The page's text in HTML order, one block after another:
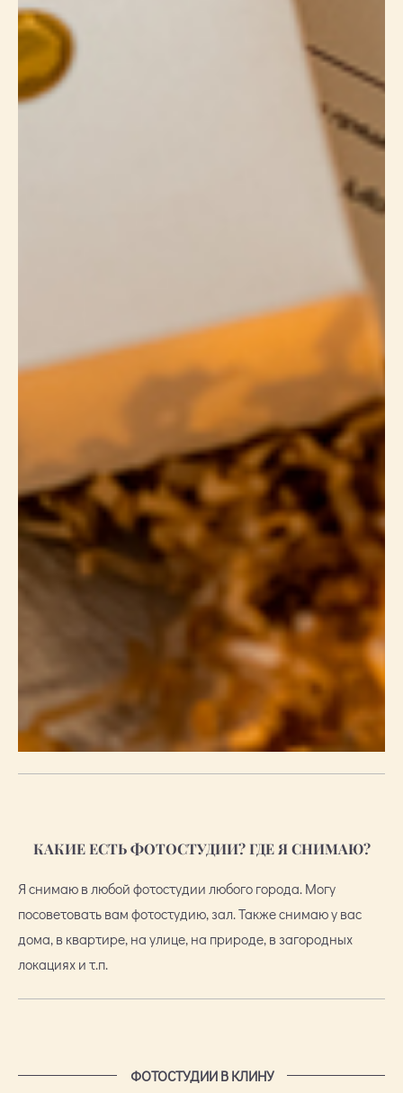
КАКИЕ ЕСТЬ ФОТОСТУДИИ? ГДЕ Я СНИМАЮ?
Я снимаю в любой фотостудии любого города. Могу
посоветовать вам фотостудию, зал. Также снимаю у вас
дома, в квартире, на улице, на природе, в загородных
локациях и т.п.
ФОТОСТУДИИ В КЛИНУ